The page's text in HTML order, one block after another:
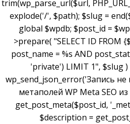
trim(wp_parse_url($url,
explode('/', $path); $slug =
global $wpdb; $post_id =
>prepare( "SELECT ID FROM
post_name = %s AND
'private') LIMIT 1", $slug )
wp_send_json_error('Запись
метаполей WP Meta SEO
get_post_meta($post_id,
$description =